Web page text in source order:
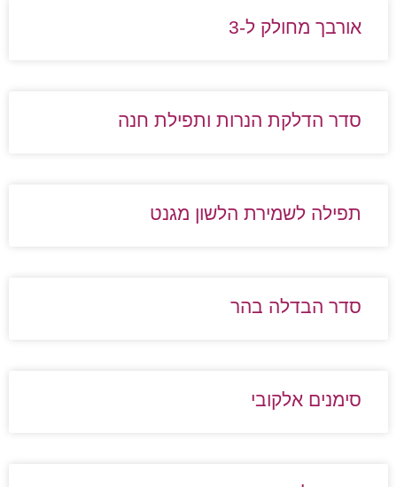
אורבך מחולק ל-3
סדר הדלקת הנרות ותפילת חנה
תפילה לשמירת הלשון מגנט
סדר הבדלה בהר
סימנים אלקובי